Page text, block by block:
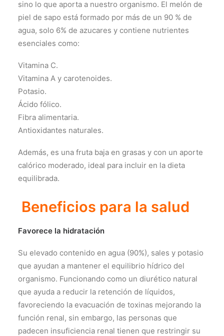
sino lo que aporta a nuestro organismo. El melón de
piel de sapo está formado por más de un 90 % de
agua, solo 6% de azucares y contiene nutrientes
esenciales como:
Vitamina C.
Vitamina A y carotenoides.
Potasio.
Ácido fólico.
Fibra alimentaria.
Antioxidantes naturales.
Además, es una fruta baja en grasas y con un aporte
calórico moderado, ideal para incluir en la dieta
equilibrada.
Beneficios para la salud
Favorece la hidratación
Su elevado contenido en agua (90%), sales y potasio
que ayudan a mantener el equilibrio hídrico del
organismo. Funcionando como un diurético natural
que ayuda a reducir la retención de líquidos,
favoreciendo la evacuación de toxinas mejorando la
función renal, sin embargo, las personas que
padecen insuficiencia renal tienen que restringir su